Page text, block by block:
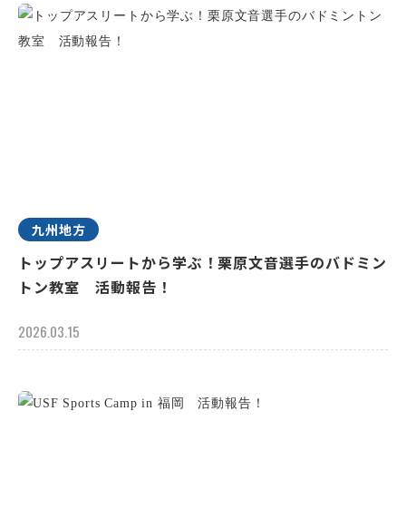
九州地方
トップアスリートから学ぶ！栗原文音選手のバドミン
トン教室 活動報告！
2026.03.15